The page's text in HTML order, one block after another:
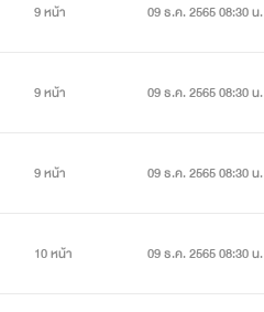
9 หน้า 09 ธ.ค. 2565 08:30 น.
9 หน้า 09 ธ.ค. 2565 08:30 น.
9 หน้า 09 ธ.ค. 2565 08:30 น.
10 หน้า 09 ธ.ค. 2565 08:30 น.